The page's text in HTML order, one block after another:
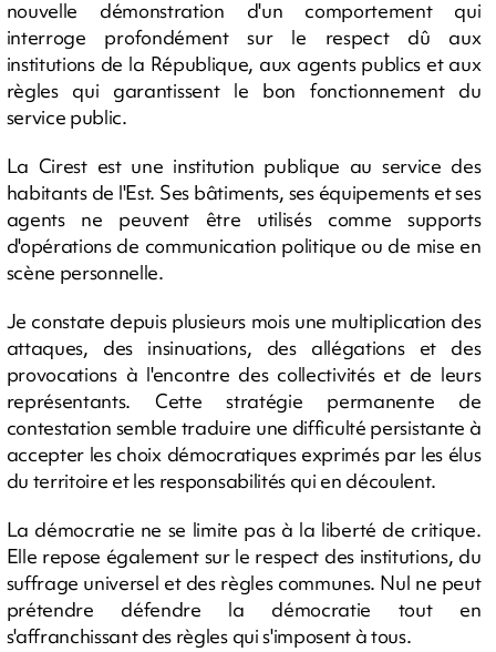
nouvelle démonstration d'un comportement qui
interroge profondément sur le respect dû aux
institutions de la République, aux agents publics et aux
règles qui garantissent le bon fonctionnement du
service public.
La Cirest est une institution publique au service des
habitants de l'Est. Ses bâtiments, ses équipements et ses
agents ne peuvent être utilisés comme supports
d'opérations de communication politique ou de mise en
scène personnelle.
Je constate depuis plusieurs mois une multiplication des
attaques, des insinuations, des allégations et des
provocations à l'encontre des collectivités et de leurs
représentants. Cette stratégie permanente de
contestation semble traduire une difficulté persistante à
accepter les choix démocratiques exprimés par les élus
du territoire et les responsabilités qui en découlent.
La démocratie ne se limite pas à la liberté de critique.
Elle repose également sur le respect des institutions, du
suffrage universel et des règles communes. Nul ne peut
prétendre défendre la démocratie tout en
s'affranchissant des règles qui s'imposent à tous.